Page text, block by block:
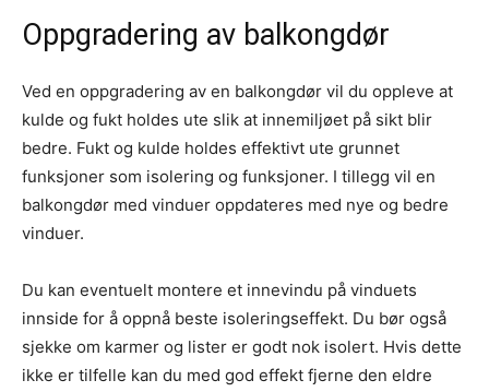
Oppgradering av balkongdør
Ved en oppgradering av en balkongdør vil du oppleve at
kulde og fukt holdes ute slik at innemiljøet på sikt blir
bedre. Fukt og kulde holdes effektivt ute grunnet
funksjoner som isolering og funksjoner. I tillegg vil en
balkongdør med vinduer oppdateres med nye og bedre
vinduer.
Du kan eventuelt montere et innevindu på vinduets
innside for å oppnå beste isoleringseffekt. Du bør også
sjekke om karmer og lister er godt nok isolert. Hvis dette
ikke er tilfelle kan du med god effekt fjerne den eldre